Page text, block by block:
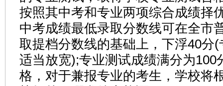
按照其中考和专业两项综合成绩择
中考成绩最低录取分数线可在全市
取提档分数线的基础上，下浮40分
适当放宽);专业测试成绩满分为100
格，对于兼报专业的考生，学校将